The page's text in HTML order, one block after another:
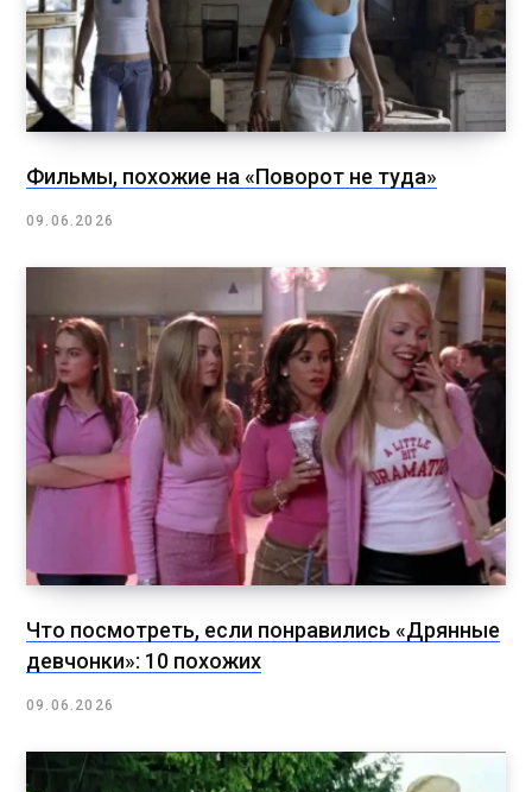
Фильмы, похожие на «Поворот не туда»
09.06.2026
Что посмотреть, если понравились «Дрянные
девчонки»: 10 похожих
09.06.2026